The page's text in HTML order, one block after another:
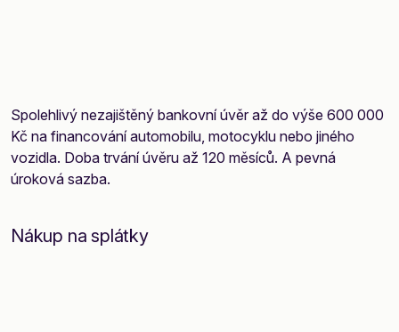
Spolehlivý nezajištěný bankovní úvěr až do výše 600 000
Kč na financování automobilu, motocyklu nebo jiného
vozidla. Doba trvání úvěru až 120 měsíců. A pevná
úroková sazba.
Nákup na splátky